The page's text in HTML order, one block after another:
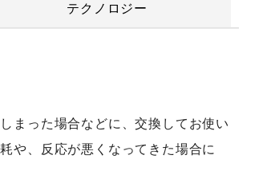
テクノロジー
まった場合などに、交換してお使い
や、反応が悪くなってきた場合に